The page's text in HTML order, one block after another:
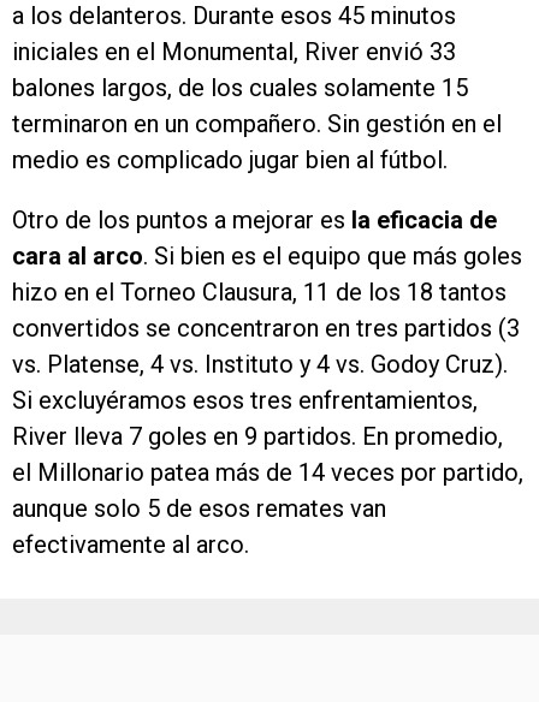
a los delanteros. Durante esos 45 minutos
iniciales en el Monumental, River envió 33
balones largos, de los cuales solamente 15
terminaron en un compañero. Sin gestión en el
medio es complicado jugar bien al fútbol.
Otro de los puntos a mejorar es la eficacia de
cara al arco. Si bien es el equipo que más goles
hizo en el Torneo Clausura, 11 de los 18 tantos
convertidos se concentraron en tres partidos (3
vs. Platense, 4 vs. Instituto y 4 vs. Godoy Cruz).
Si excluyéramos esos tres enfrentamientos,
River lleva 7 goles en 9 partidos. En promedio,
el Millonario patea más de 14 veces por partido,
aunque solo 5 de esos remates van
efectivamente al arco.